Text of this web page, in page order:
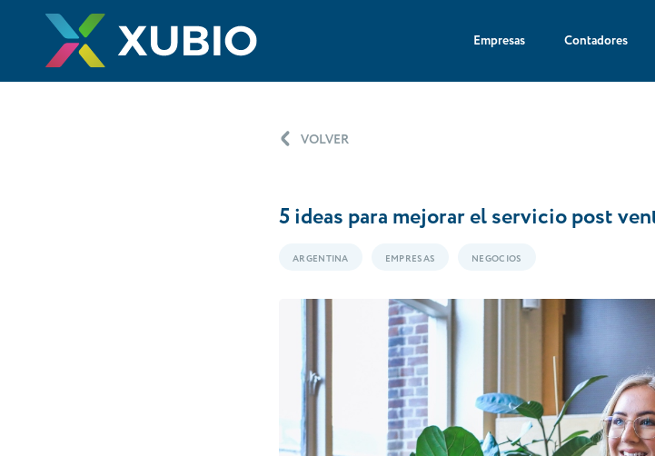
Empresas Contadores
VOLVER
5 ideas para mejorar el servicio post
ARGENTINA EMPRESAS NEGOCIOS